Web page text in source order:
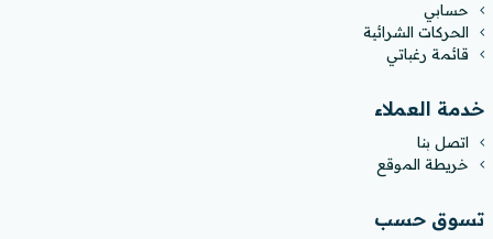
حسابي
الحركات الشرائية
قائمة رغباتي
خدمة العملاء
اتصل بنا
خريطة الموقع
تسوق حسب